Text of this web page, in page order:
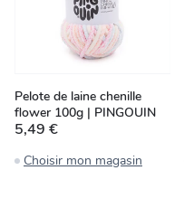
Pelote de laine chenille
flower 100g | PINGOUIN
5,49 €
Choisir mon magasin